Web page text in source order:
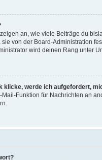
an, wie viele Beiträge du
von der Board-Administration
wird deinen Rang unter
klicke, werde ich aufgefordert,
Funktion für Nachrichten an